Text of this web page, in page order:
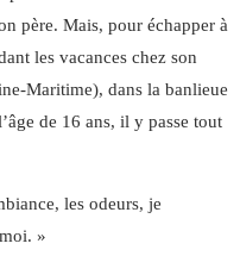
père. Mais, pour échapper à
les vacances chez son
Maritime), dans la banlieue
de 16 ans, il y passe tout
les odeurs, je
»